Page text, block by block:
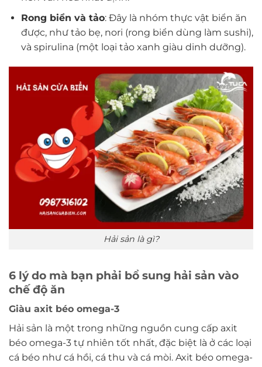
Rong biển và tảo: Đây là nhóm thực vật biển ăn
được, như tảo bẹ, nori (rong biển dùng làm sushi),
và spirulina (một loại tảo xanh giàu dinh dưỡng).
Hải sản là gì?
6 lý do mà bạn phải bổ sung hải sản vào
chế độ ăn
Giàu axit béo omega-3
Hải sản là một trong những nguồn cung cấp axit
béo omega-3 tự nhiên tốt nhất, đặc biệt là ở các loại
cá béo như cá hồi, cá thu và cá mòi. Axit béo omega-